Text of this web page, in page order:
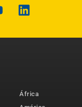
África